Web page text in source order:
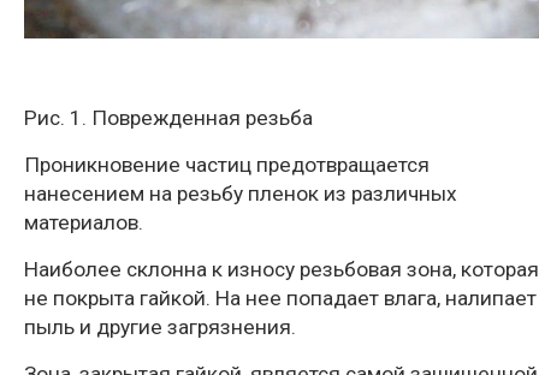
Рис. 1. Поврежденная резьба
Проникновение частиц предотвращается
нанесением на резьбу пленок из различных
материалов.
Наиболее склонна к износу резьбовая зона, которая
не покрыта гайкой. На нее попадает влага, налипает
пыль и другие загрязнения.